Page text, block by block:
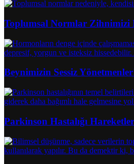
Toplumsal Normlar Zihnimizi
Beynimizin Sessiz
Parkinson Hastalığı